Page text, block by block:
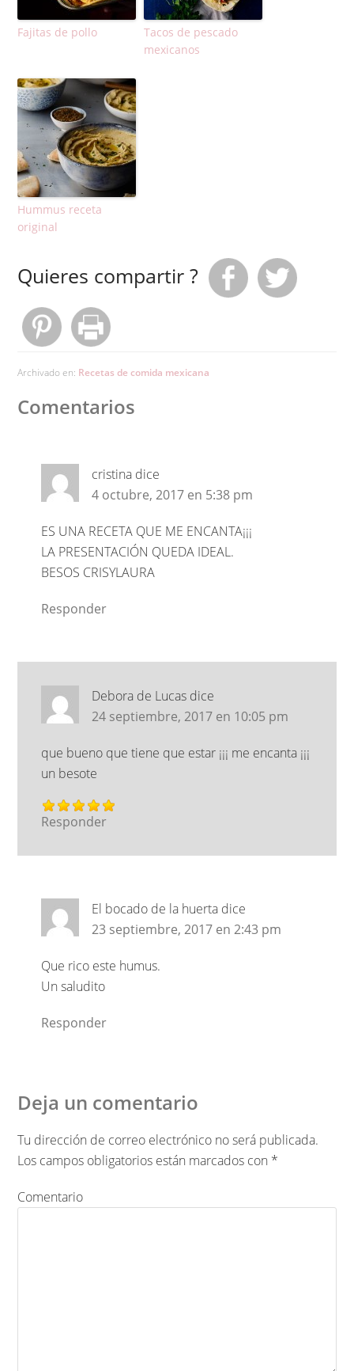
Fajitas de pollo
Tacos de pescado
mexicanos
Hummus receta
original
Quieres compartir ?
Archivado en: Recetas de comida mexicana
Comentarios
cristina dice
4 octubre, 2017 en 5:38 pm
ES UNA RECETA QUE ME ENCANTA¡¡¡
LA PRESENTACIÓN QUEDA IDEAL.
BESOS CRISYLAURA
Responder
Debora de Lucas dice
24 septiembre, 2017 en 10:05 pm
que bueno que tiene que estar ¡¡¡ me encanta ¡¡¡
un besote
Responder
El bocado de la huerta dice
23 septiembre, 2017 en 2:43 pm
Que rico este humus.
Un saludito
Responder
Deja un comentario
Tu dirección de correo electrónico no será publicada.
Los campos obligatorios están marcados con *
Comentario